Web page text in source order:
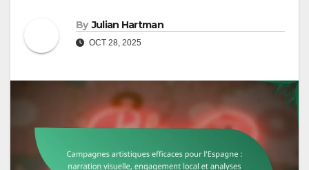
By Julian Hartman
OCT 28, 2025